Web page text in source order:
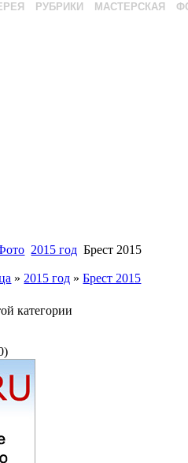
РУБРИКИ МАСТЕРСКАЯ
2015 год Брест 2015
» 2015 год »Брест 2015
категории